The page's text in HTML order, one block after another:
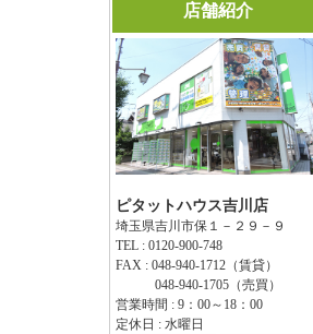
店舗紹介
ピタットハウス吉川店
埼玉県吉川市保１－２９－９
TEL : 0120-900-748
FAX : 048-940-1712（賃貸）
048-940-1705（売買）
営業時間 : 9：00～18：00
定休日 : 水曜日